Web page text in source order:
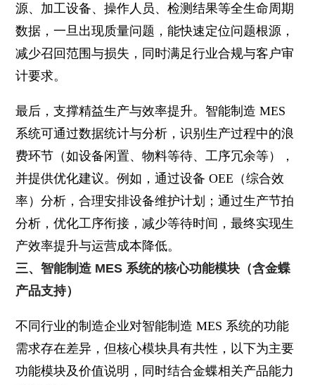
源、加工设备、操作人员、检测结果等全生命周期
数据，一旦出现质量问题，能快速定位问题根源，
减少召回范围与损失，同时满足行业合规与客户审
计要求。
最后，支撑精益生产与效率提升。智能制造 MES
系统可通过数据统计与分析，识别生产过程中的浪
费环节（如设备闲置、物料等待、工序冗余等），
并提供优化建议。例如，通过设备 OEE（综合效
率）分析，合理安排设备维护计划；通过生产节拍
分析，优化工序衔接，减少等待时间，最终实现生
产效率提升与运营成本降低。
三、智能制造 MES 系统的核心功能模块（含金蝶
产品支持）
不同行业的制造企业对智能制造 MES 系统的功能
需求存在差异，但核心模块具有共性，以下为主要
功能模块及价值说明，同时结合金蝶相关产品能力